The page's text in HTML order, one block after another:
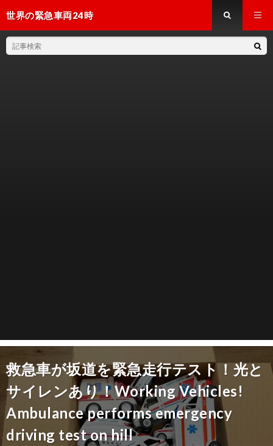
世界の緊急車両24時
救急車が坂道を緊急走行テスト！光と
サイレンあり！Working Vehicles!
Ambulance performs emergency
driving test on hill